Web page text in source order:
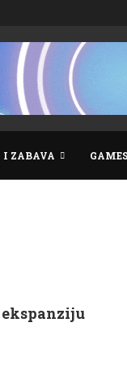
ZABAVA